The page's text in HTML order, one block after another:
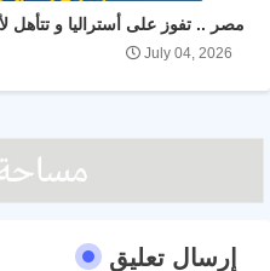
مصر .. تفوز على أستراليا و تتأهل
July 04, 2026
إرسال تعليق